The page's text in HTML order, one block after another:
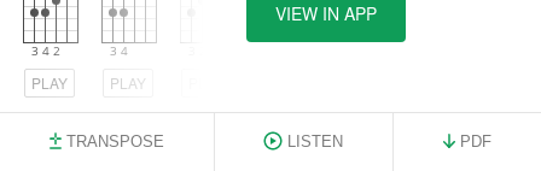
PLAY PLAY
VIEW IN APP
TRANSPOSE LISTEN PDF